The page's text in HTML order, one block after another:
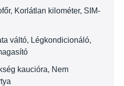
Korlátlan kilométer, SIM-
váltó, Légkondicionáló,
kaucióra, Nem